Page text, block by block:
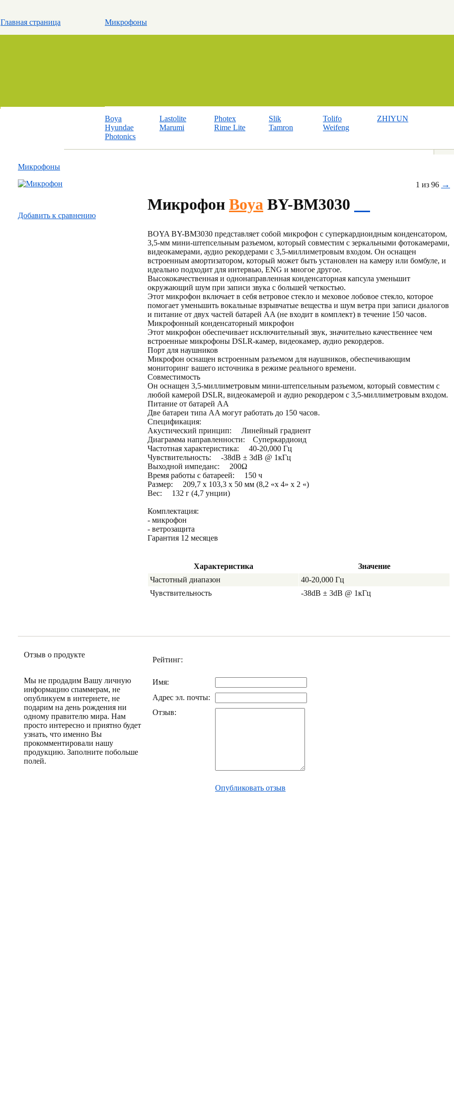
Главная страница Микрофоны
Boya
Hyundae
Photonics
Lastolite
Marumi
Photex
Rime Lite
Slik
Tamron
Tolifo
Weifeng
ZHIYUN
Микрофоны
Добавить к cравнению
1 из 96 →
Микрофон Boya BY-BM3030
BOYA BY-BM3030 представляет собой микрофон с суперкардиоидным конденсатором,
3,5-мм мини-штепсельным разъемом, который совместим с зеркальными фотокамерами,
видеокамерами, аудио рекордерами с 3,5-миллиметровым входом. Он оснащен
встроенным амортизатором, который может быть установлен на камеру или бомбуле, и
идеально подходит для интервью, ENG и многое другое.
Высококачественная и однонаправленная конденсаторная капсула уменьшит
окружающий шум при записи звука с большей четкостью.
Этот микрофон включает в себя ветровое стекло и меховое лобовое стекло, которое
помогает уменьшить вокальные взрывчатые вещества и шум ветра при записи диалогов
и питание от двух частей батарей AA (не входит в комплект) в течение 150 часов.
Микрофонный конденсаторный микрофон
Этот микрофон обеспечивает исключительный звук, значительно качественнее чем
встроенные микрофоны DSLR-камер, видеокамер, аудио рекордеров.
Порт для наушников
Микрофон оснащен встроенным разъемом для наушников, обеспечивающим
мониторинг вашего источника в режиме реального времени.
Совместимость
Он оснащен 3,5-миллиметровым мини-штепсельным разъемом, который совместим с
любой камерой DSLR, видеокамерой и аудио рекордером с 3,5-миллиметровым входом.
Питание от батарей AA
Две батареи типа AA могут работать до 150 часов.
Спецификация:
Акустический принцип: Линейный градиент
Диаграмма направленности: Суперкардиоид
Частотная характеристика: 40-20,000 Гц
Чувствительность: -38dB ± 3dB @ 1кГц
Выходной импеданс: 200Ω
Время работы с батареей: 150 ч
Размер: 209,7 x 103,3 x 50 мм (8,2 «x 4» x 2 «)
Вес: 132 г (4,7 унции)
Комплектация:
- микрофон
- ветрозащита
Гарантия 12 месяцев
Характеристика
Значение
Частотный диапазон
40-20,000 Гц
Чувствительность
-38dB ± 3dB @ 1кГц
Отзыв о продукте
Мы не продадим Вашу личную
информацию спаммерам, не
опубликуем в интернете, не
подарим на день рождения ни
одному правителю мира. Нам
просто интересно и приятно будет
узнать, что именно Вы
прокомментировали нашу
продукцию. Заполните побольше
полей.
Рейтинг:
Имя:
Адрес эл. почты:
Отзыв:
Опубликовать отзыв